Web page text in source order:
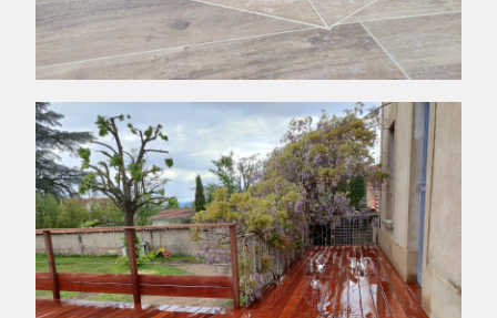
SAINT-CYR-LES-VIGNES - 42210
AMÉNAGEMENT D’UNE TERRASSE